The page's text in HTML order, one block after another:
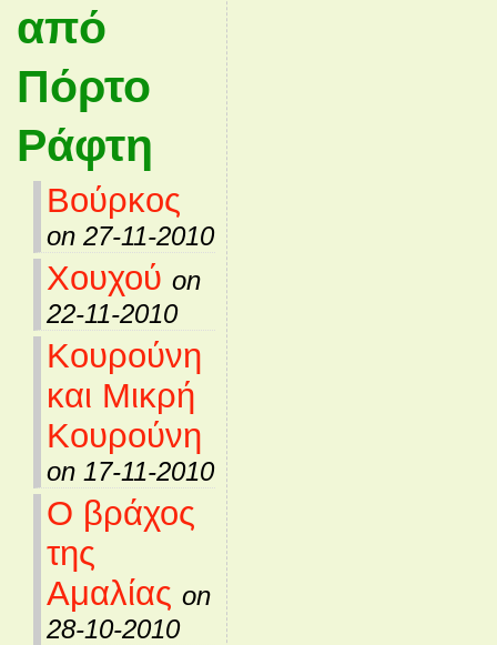
από
Πόρτο
Ράφτη
Βούρκος
on 27-11-2010
Χουχού on
22-11-2010
Κουρούνη
και Μικρή
Κουρούνη
on 17-11-2010
Ο βράχος
της
Αμαλίας on
28-10-2010